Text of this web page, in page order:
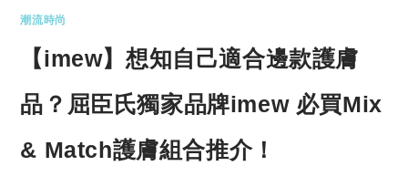
潮流時尚
【imew】想知自己適合邊款護膚
品？屈臣氏獨家品牌imew 必買Mix
& Match護膚組合推介！